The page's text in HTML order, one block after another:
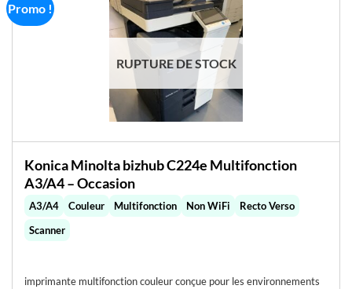
Promo !
RUPTURE DE STOCK
Konica Minolta bizhub C224e Multifonction
A3/A4 – Occasion
A3/A4 Couleur Multifonction Non WiFi
Recto Verso
Scanner
imprimante multifonction couleur conçue pour les environnements